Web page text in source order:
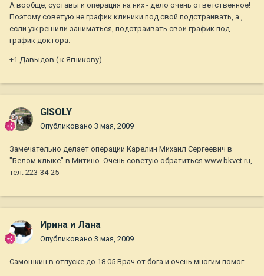
А вообще, суставы и операция на них - дело очень ответственное!
Поэтому советую не график клиники под свой подстраивать, а ,
если уж решили заниматься, подстраивать свой график под
график доктора.
+1 Давыдов ( к Ягникову)
GISOLY
Опубликовано 3 мая, 2009
Замечательно делает операции Карелин Михаил Сергеевич в
"Белом клыке" в Митино. Очень советую обратиться www.bkvet.ru,
тел. 223-34-25
Ирина и Лана
Опубликовано 3 мая, 2009
Самошкин в отпуске до 18.05 Врач от бога и очень многим помог.